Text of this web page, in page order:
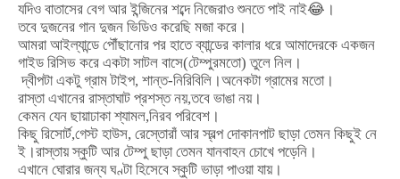
যদিও বাতাসের বেগ আর ইন্জিনের শব্দে নিজেরাও শুনতে পাই নাই😂 ।
তবে দুজনের গান দুজন ভিডিও করেছি মজা করে।
আমরা আইল্যান্ডে পৌঁছানোর পর হাতে ব্যান্ডের কালার ধরে আমাদেরকে একজন
গাইড রিসিভ করে একটা সাটল বাসে(টেম্পুরমতো)তুলে নিল।
দ্বীপটা একটু গ্রাম টাইপ, শান্ত-নিরিবিলি।অনেকটা গ্রামের মতো।
রাস্তা এখানের রাস্তাঘাট প্রশস্ত নয়,তবে ভাঙা নয়।
কেমন যেন ছায়াঢাকা শ্যামল,নিরব পরিবেশ।
কিছু রিসোর্ট,গেস্ট হাউস, রেস্তোরাঁ আর স্বল্প দোকানপাট ছাড়া তেমন কিছুই নে
ই।রাস্তায় স্কুটি আর টেম্পু ছাড়া তেমন যানবাহন চোখে পড়েনি।
এখানে ঘোরার জন্য ঘণ্টা হিসেবে স্কুটি ভাড়া পাওয়া যায়।